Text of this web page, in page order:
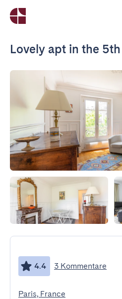
Lovely apt in the
4.4 3 Kommentare
Paris, France